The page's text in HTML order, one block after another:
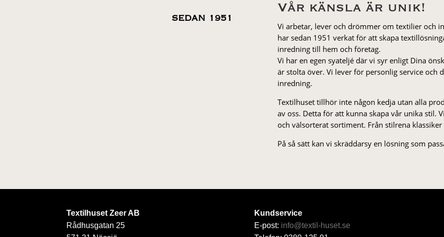
SEDAN 1951
Vår känsla är unik!
Vi arbetar, lever och drömmer om textilier och
har sedan 1951 verkat för att skapa
inredning till hem och företag.
Vi har en egen syateljé där vi syr enligt Dina
är stolta över. Vi lever för personlig service och
inredning.
Textilhuset tillhör inte någon kedja utan alla
av oss. Detta för att kunna skapa vår unika stil.
och välsorterat sor­ti­ment. Från stil­rena
På så sätt kan vi skräddarsy en lösning som
Textilhuset Zeer AB
Rådhusgatan 25
Kundservice
E-post: info@textil-huset.se